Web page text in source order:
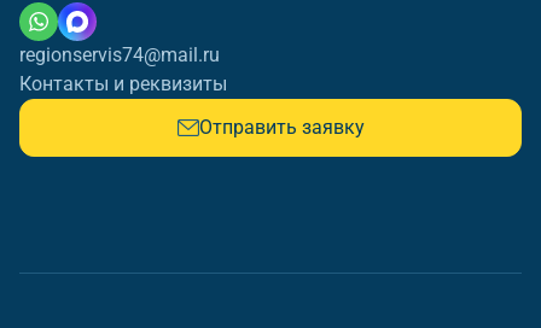
regionservis74@mail.ru
Контакты и реквизиты
Отправить заявку